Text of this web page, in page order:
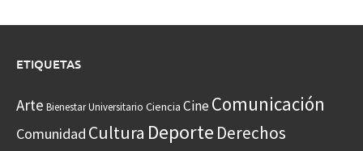
ETIQUETAS
Arte Bienestar Universitario Ciencia CineComunicación
Comunidad Cultura Deporte Derechos